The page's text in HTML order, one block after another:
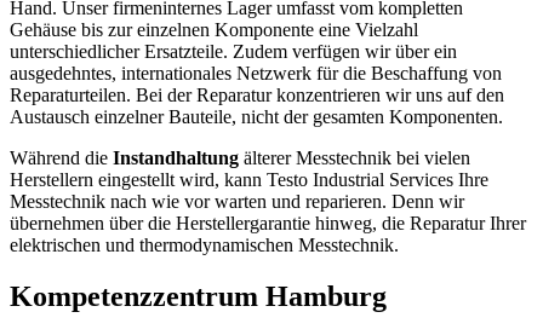
Hand. Unser firmeninternes Lager umfasst vom kompletten
Gehäuse bis zur einzelnen Komponente eine Vielzahl
unterschiedlicher Ersatzteile. Zudem verfügen wir über ein
ausgedehntes, internationales Netzwerk für die Beschaffung von
Reparaturteilen. Bei der Reparatur konzentrieren wir uns auf den
Austausch einzelner Bauteile, nicht der gesamten Komponenten.
Während die Instandhaltung älterer Messtechnik bei vielen
Herstellern eingestellt wird, kann Testo Industrial Services Ihre
Messtechnik nach wie vor warten und reparieren. Denn wir
übernehmen über die Herstellergarantie hinweg, die Reparatur Ihrer
elektrischen und thermodynamischen Messtechnik.
Kompetenzzentrum Hamburg